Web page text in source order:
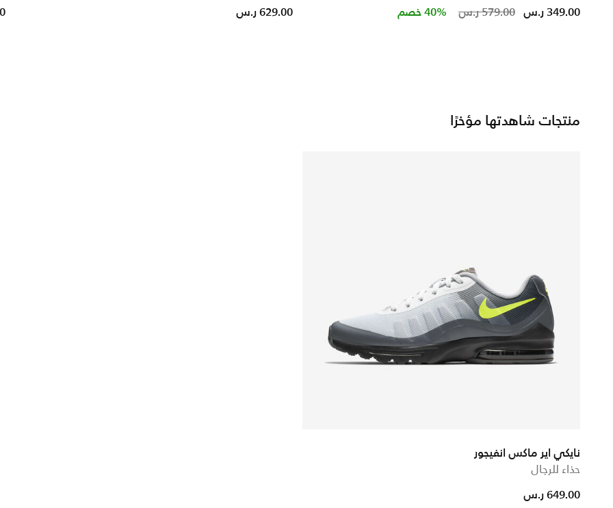
Price reduced from579.00 ر.س to349.00 ر.س 40% خصم
629.00 ر.س
from
منتجات شاهدتها مؤخرًا
نايكي اير ماكس انفيجور
حذاء للرجال
649.00 ر.س